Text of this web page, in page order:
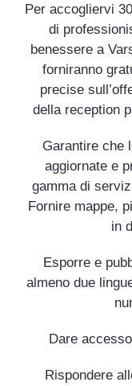
Per accogliervi
di
benessere a
forniranno
precise
della reception
Garantire che
aggiornate e
gamma di
Fornire mappe,
in
Esporre e
almeno due
Dare
Rispondere